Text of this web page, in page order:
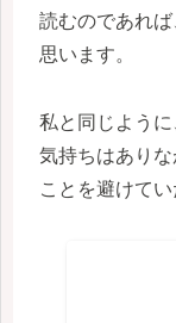
読むのであれ
思います。
私と同じよう
気持ちはあり
ことを避けて